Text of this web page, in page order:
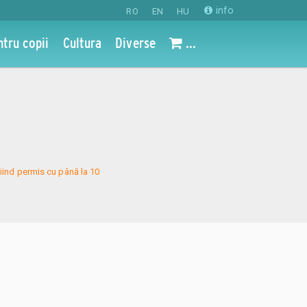
RO EN HU info
copii Cultura Diverse ...
11
permis cu până la 10